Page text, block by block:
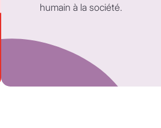
humain à la société.